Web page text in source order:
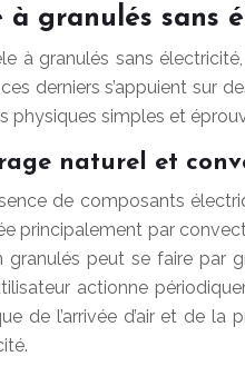
granulés sans
à granulés sans
derniers s’appuient sur
simples et
naturel et
de composants
principalement par
granulés peut se faire
actionne
de l’arrivée d’air et de